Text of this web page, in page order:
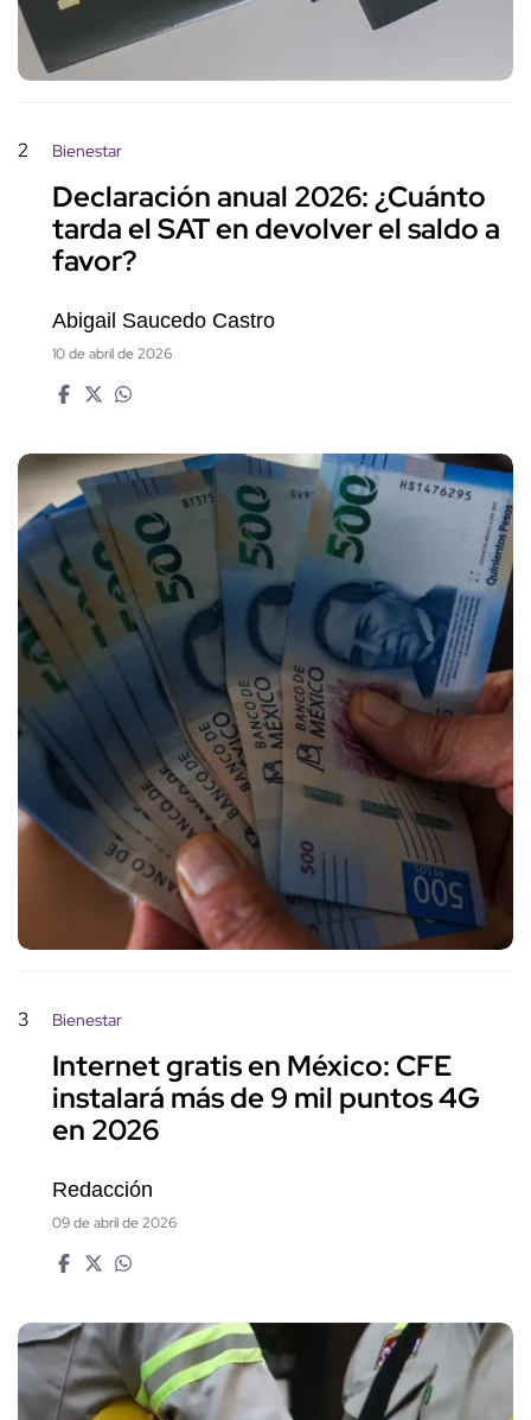
2 Bienestar
Declaración anual 2026: ¿Cuánto
tarda el SAT en devolver el saldo a
favor?
Abigail Saucedo Castro
10 de abril de 2026
3 Bienestar
Internet gratis en México: CFE
instalará más de 9 mil puntos 4G
en 2026
Redacción
09 de abril de 2026